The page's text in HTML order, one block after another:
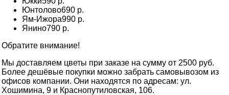
Юнтолово690 р.
Ям-Ижора990 р.
Янино790 р.
Обратите внимание!
Мы доставляем цветы при заказе на сумму от 2500 руб.
Более дешёвые покупки можно забрать самовывозом из
офисов компании. Они находятся по адресам: ул.
Хошимина, 9 и Краснопутиловская, 106.